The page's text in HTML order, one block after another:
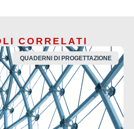
CORRELATI
QUADERNI DI PROGETTAZIONE